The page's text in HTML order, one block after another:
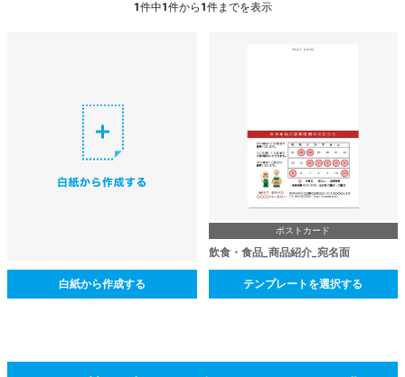
1 件中1 件から 1 件までを表示
白紙から作成する
ポストカード
飲食・食品_商品紹介_宛名面
テンプレートを選択する